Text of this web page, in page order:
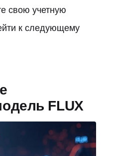
свою учетную
к следующему
FLUX